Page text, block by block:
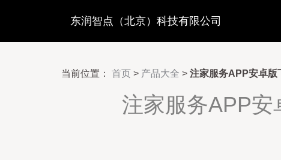
东润智点（北京）科技有限公司
当前位置： 首页 > 产品大全 > 注家服务APP安卓版
注家服务APP